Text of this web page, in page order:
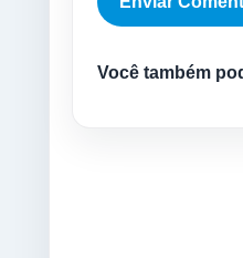
Você também